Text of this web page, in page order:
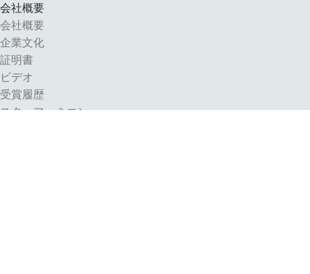
会社概要
会社概要
企業文化
証明書
ビデオ
受賞履歴
スタッフ・ミエン